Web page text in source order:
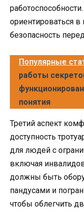
ориентироваться в
безопасность
Популярные
работы
понятия
Третий аспект
доступность
для людей с
включая
должны быть
пандусами и
чтобы облегчить